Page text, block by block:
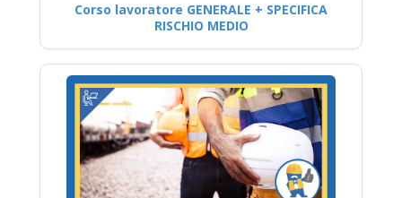
Corso lavoratore GENERALE + SPECIFICA
RISCHIO MEDIO